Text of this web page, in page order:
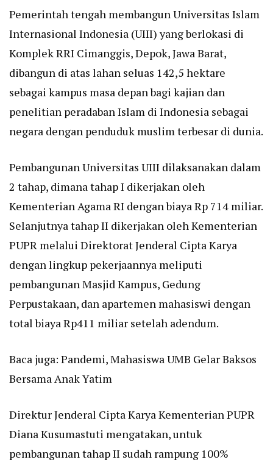
Pemerintah tengah membangun Universitas Islam
Internasional Indonesia (UIII) yang berlokasi di
Komplek RRI Cimanggis, Depok, Jawa Barat,
dibangun di atas lahan seluas 142,5 hektare
sebagai kampus masa depan bagi kajian dan
penelitian peradaban Islam di Indonesia sebagai
negara dengan penduduk muslim terbesar di dunia.
Pembangunan Universitas UIII dilaksanakan dalam
2 tahap, dimana tahap I dikerjakan oleh
Kementerian Agama RI dengan biaya Rp 714 miliar.
Selanjutnya tahap II dikerjakan oleh Kementerian
PUPR melalui Direktorat Jenderal Cipta Karya
dengan lingkup pekerjaannya meliputi
pembangunan Masjid Kampus, Gedung
Perpustakaan, dan apartemen mahasiswi dengan
total biaya Rp411 miliar setelah adendum.
Baca juga: Pandemi, Mahasiswa UMB Gelar Baksos
Bersama Anak Yatim
Direktur Jenderal Cipta Karya Kementerian PUPR
Diana Kusumastuti mengatakan, untuk
pembangunan tahap II sudah rampung 100%